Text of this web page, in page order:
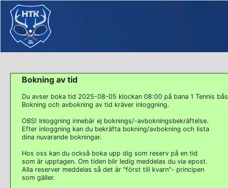
Bokning av tid
Du avser boka tid 2025-08-05 klockan 08:00 på bana 1 Tennis
Bokning och avbokning av tid kräver inloggning.
OBS! Inloggning innebär ej boknings/-avbokningsbekräftelse.
Efter inloggning kan du bekräfta bokning/avbokning och lista
dina nuvarande bokningar.
Hos oss kan du också boka upp dig som reserv på en tid
som är upptagen. Om tiden blir ledig meddelas du via epost.
Alla reserver meddelas så det är "först till kvarn"- principen
som gäller.